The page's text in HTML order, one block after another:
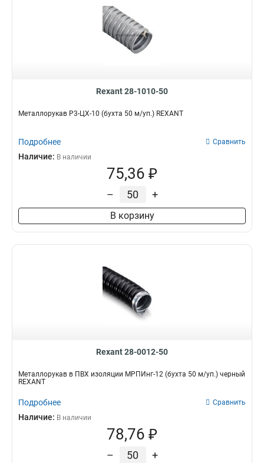
Rexant 28-1010-50
Металлорукав Р3-ЦХ-10 (бухта 50 м/уп.) REXANT
Подробнее Сравнить
Наличие: В наличии
75,36 ₽
– +
В корзину
Rexant 28-0012-50
Металлорукав в ПВХ изоляции МРПИнг-12 (бухта 50 м/уп.) черный
REXANT
Подробнее Сравнить
Наличие: В наличии
78,76 ₽
– +